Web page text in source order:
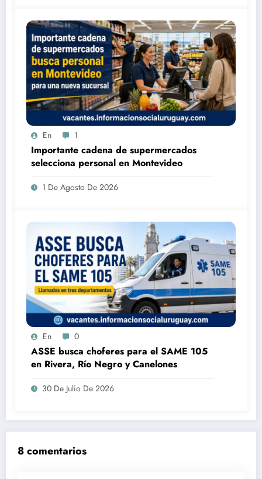
En 1
Importante cadena de supermercados
selecciona personal en Montevideo
1 De Agosto De 2026
En 0
ASSE busca choferes para el SAME 105
en Rivera, Río Negro y Canelones
30 De Julio De 2026
8 comentarios